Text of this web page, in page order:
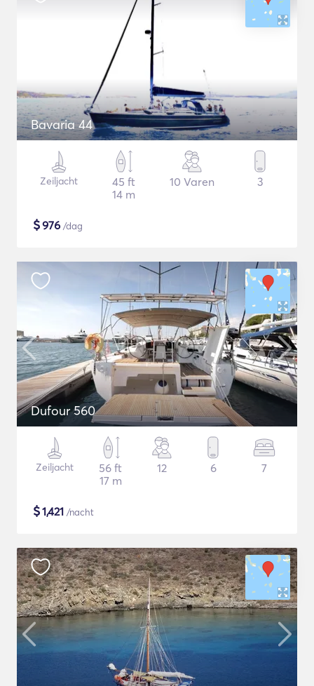
Bavaria 44
Zeiljacht
45 ft
14 m
10 Varen 3
$976 /dag
Dufour 560
Zeiljacht
56 ft
17 m
12 6 7
$1,421 /nacht